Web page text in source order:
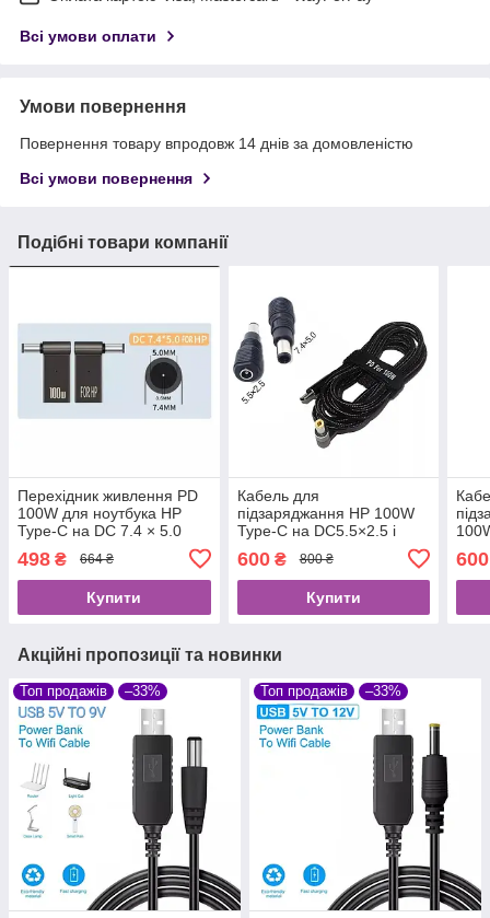
Всі умови оплати
Умови повернення
Повернення товару впродовж 14 днів за домовленістю
Всі умови повернення
Подібні товари компанії
Перехідник живлення PD
100W для ноутбука HP
Type-C на DC 7.4 × 5.0
498 ₴ 664 ₴
Купити
Кабель для
підзаряджання HP 100W
Type-C на DC5.5×2.5 і
600₴ 800 ₴
Купити
600
Акційні пропозиції та новинки
Топ продажів –33% Топ продажів –33%